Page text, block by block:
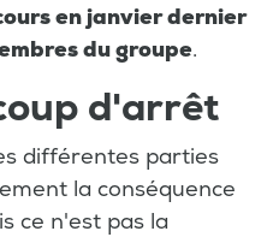
en janvier dernier
du groupe.
d'arrêt
différentes parties
la conséquence
ce n'est pas la